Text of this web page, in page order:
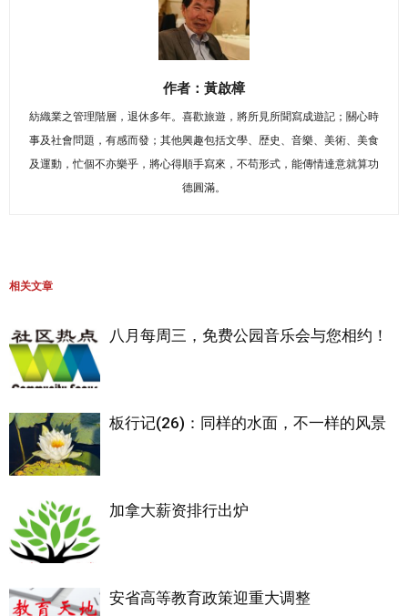
作者：黃啟樟
紡織業之管理階層，退休多年。喜歡旅遊，將所見所聞寫成遊記；關心時
事及社會問題，有感而發；其他興趣包括文學、歴史、音樂、美術、美食
及運動，忙個不亦樂乎，將心得順手寫來，不苟形式，能傳情達意就算功
德圓滿。
相关文章
八月每周三，免费公园音乐会与您相约！
板行记(26)：同样的水面，不一样的风景
加拿大薪资排行出炉
安省高等教育政策迎重大调整